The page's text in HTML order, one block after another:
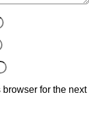
for the next